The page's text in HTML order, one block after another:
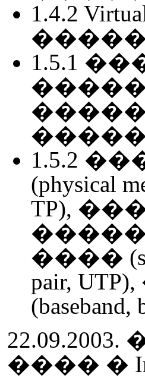
1.4.2
1.5.1
1.5.2
(physical
TP),
����
pair,
���� �